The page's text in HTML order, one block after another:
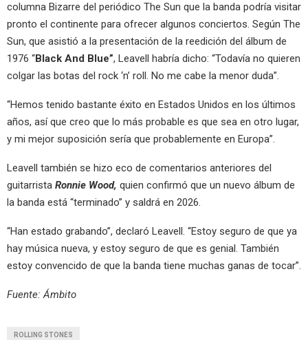
columna Bizarre del periódico The Sun que la banda podría visitar
pronto el continente para ofrecer algunos conciertos. Según The
Sun, que asistió a la presentación de la reedición del álbum de
1976 “Black And Blue”, Leavell habría dicho: “Todavía no quieren
colgar las botas del rock ‘n’ roll. No me cabe la menor duda”.
“Hemos tenido bastante éxito en Estados Unidos en los últimos
años, así que creo que lo más probable es que sea en otro lugar,
y mi mejor suposición sería que probablemente en Europa”.
Leavell también se hizo eco de comentarios anteriores del
guitarrista Ronnie Wood, quien confirmó que un nuevo álbum de
la banda está “terminado” y saldrá en 2026.
“Han estado grabando”, declaró Leavell. “Estoy seguro de que ya
hay música nueva, y estoy seguro de que es genial. También
estoy convencido de que la banda tiene muchas ganas de tocar”.
Fuente: Ámbito
ROLLING STONES